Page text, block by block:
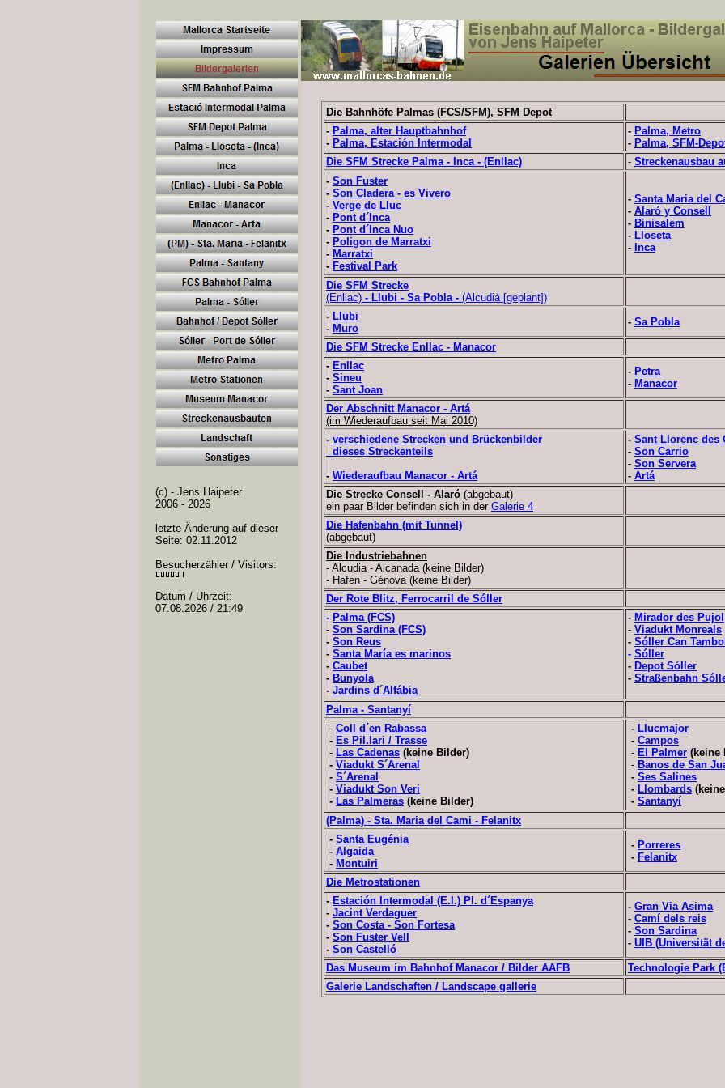
(c) - Jens Haipeter
2006 - 2026
letzte Änderung auf dieser
Seite: 02.11.2012
Besucherzähler / Visitors:
Datum / Uhrzeit:
07.08.2026 / 21:49
Die Bahnhöfe Palmas (FCS/SFM), SFM Depot
- Palma, alter Hauptbahnhof
- Palma, Estación Intermodal
- Palma, Metro
- Palma, SFM-
Die SFM Strecke Palma - Inca - (Enllac)
- Streckenausbau
- Son Fuster
- Son Cladera - es Vivero
- Verge de Lluc
- Pont d´Inca
- Pont d´Inca Nuo
- Poligon de Marratxi
- Marratxi
- Festival Park
- Santa Maria del
- Alaró y Consell
- Binisalem
- Lloseta
- Inca
Die SFM Strecke
(Enllac) - Llubi - Sa Pobla- (Alcudiá [geplant])
- Llubi
- Muro
- Sa Pobla
Die SFM Strecke Enllac - Manacor
- Enllac
- Sineu
- Sant Joan
- Petra
- Manacor
Der Abschnitt Manacor - Artá
(im Wiederaufbau seit Mai 2010)
- verschiedene Strecken und Brückenbilder
dieses Streckenteils
- Wiederaufbau Manacor - Artá
- Sant Llorenc des
- Son Carrio
- Son Servera
- Artá
Die Strecke Consell - Alaró (abgebaut)
ein paar Bilder befinden sich in der Galerie 4
Die Hafenbahn (mit Tunnel)
(abgebaut)
Die Industriebahnen
- Alcudia - Alcanada (keine Bilder)
- Hafen - Génova (keine Bilder)
Der Rote Blitz, Ferrocarril de Sóller
- Palma (FCS)
- Son Sardina (FCS)
- Son Reus
- Santa María es marinos
- Caubet
- Bunyola
- Jardins d´Alfábia
- Mirador des Pujol
- Viadukt Monreals
- Sóller Can Tambol
- Sóller
- Depot Sóller
- Straßenbahn
Palma - Santanyí
- Coll d´en Rabassa
- Es Pil.lari / Trasse
- Las Cadenas (keine Bilder)
- Viadukt S´Arenal
- S´Arenal
- Viadukt Son Veri
- Las Palmeras (keine Bilder)
- Llucmajor
- Campos
- El Palmer (keine
- Banos de San
- Ses Salines
- Llombards
- Santanyí
(Palma) - Sta. Maria del Cami - Felanitx
- Santa Eugénia
- Algaida
- Montuiri
- Porreres
- Felanitx
Die Metrostationen
- Estación Intermodal (E.I.) Pl. d´Espanya
- Jacint Verdaguer
- Son Costa - Son Fortesa
- Son Fuster Vell
- Son Castelló
- Gran Via Asima
- Camí dels reis
- Son Sardina
- UIB (Universität
Das Museum im Bahnhof Manacor / Bilder AAFB
Technologie Park
Galerie Landschaften / Landscape gallerie